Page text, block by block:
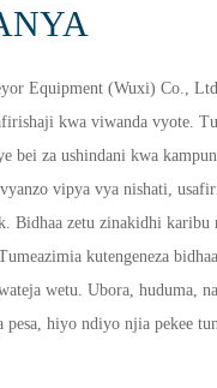
Equipment (Wuxi) Co.,
kwa viwanda vyote.
bei za ushindani kwa
vipya vya nishati,
Bidhaa zetu zinakidhi
kutengeneza
wetu. Ubora, huduma,
hiyo ndiyo njia pekee